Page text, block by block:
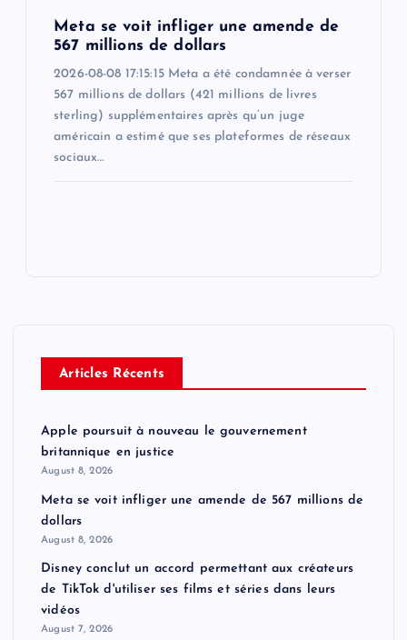
Meta se voit infliger une amende de
567 millions de dollars
2026-08-08 17:15:15 Meta a été condamnée à verser
567 millions de dollars (421 millions de livres
sterling) supplémentaires après qu’un juge
américain a estimé que ses plateformes de réseaux
sociaux…
Articles Récents
Apple poursuit à nouveau le gouvernement
britannique en justice
August 8, 2026
Meta se voit infliger une amende de 567 millions de
dollars
August 8, 2026
Disney conclut un accord permettant aux créateurs
de TikTok d'utiliser ses films et séries dans leurs
vidéos
August 7, 2026